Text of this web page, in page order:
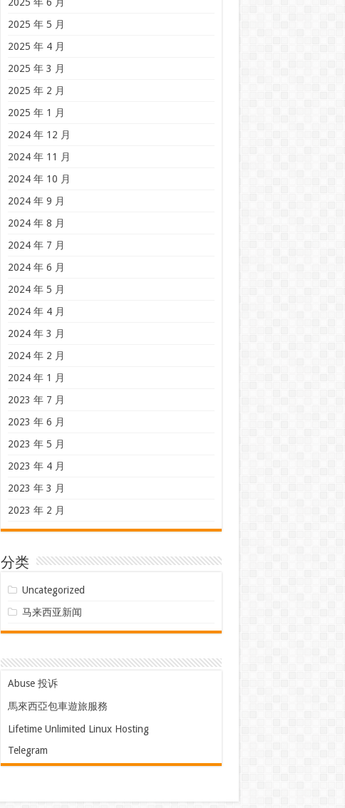
2025 年 5 月
2025 年 4 月
2025 年 3 月
2025 年 2 月
2025 年 1 月
2024 年 12 月
2024 年 11 月
2024 年 10 月
2024 年 9 月
2024 年 8 月
2024 年 7 月
2024 年 6 月
2024 年 5 月
2024 年 4 月
2024 年 3 月
2024 年 2 月
2024 年 1 月
2023 年 7 月
2023 年 6 月
2023 年 5 月
2023 年 4 月
2023 年 3 月
2023 年 2 月
分类
Uncategorized
马来西亚新闻
Abuse 投诉
馬來西亞包車遊旅服務
Lifetime Unlimited Linux Hosting
Telegram